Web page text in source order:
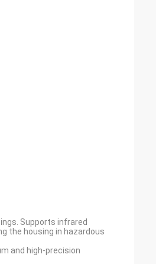
Supports infrared
the housing in hazardous
and high-precision